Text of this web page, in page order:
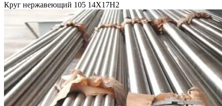
Круг нержавеющий 105 14Х17Н2